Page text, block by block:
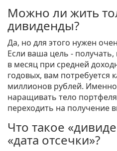
Можно ли жить
дивиденды?
Да, но для этого нужен
Если ваша цель -
в месяц при средней
годовых, вам потребуется
миллионов рублей.
наращивать тело
переходить на получение
Что такое
«дата отсечки»?